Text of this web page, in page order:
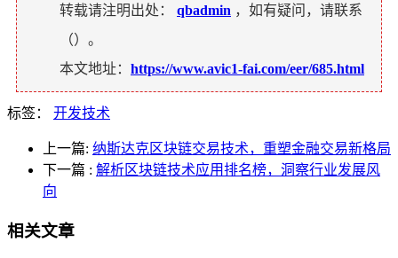
转载请注明出处： qbadmin ，如有疑问，请联系
（）。
本文地址： https://www.avic1-fai.com/eer/685.html
标签： 开发技术
上一篇: 纳斯达克区块链交易技术，重塑金融交易新格局
下一篇 : 解析区块链技术应用排名榜，洞察行业发展风
向
相关文章